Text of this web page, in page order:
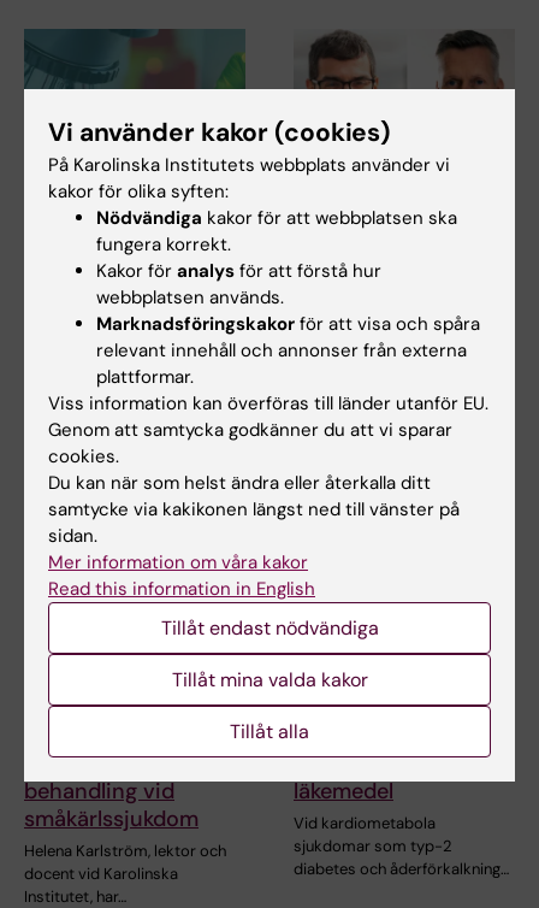
27 jul 2026
Juliette Foucher
tilldelas prestigefyllt
internationellt ALS-
anslag
Juliette Foucher, postdoktor
vid institutionen för klinisk
neurovetenskap…
24 jul 2026
Två KI-forskare får
innovationsfinansieri
Alice Wallenbergs
Stiftelse
Branco och professor Janne
Lehtiö vid KI får…
Helena Karlström får
Novo Nordisk-anslag
för forskning om ny
behandling vid
småkärlssjukdom
Helena Karlström, lektor och
docent vid Karolinska
Institutet, har…
10 jul 2026
Novo Nordisk-anslag
till KI-forskare för
nydanande tester av
läkemedel
Vid kardiometabola
sjukdomar som typ-2
diabetes och åderförkalkning…
Vi använder kakor (cookies)
På Karolinska Institutets webbplats använder vi
kakor för olika syften:
Nödvändiga kakor för att webbplatsen ska
fungera korrekt.
Kakor för analys för att förstå hur
webbplatsen används.
Marknadsföringskakor för att visa och spåra
relevant innehåll och annonser från externa
plattformar.
Viss information kan överföras till länder utanför EU.
Genom att samtycka godkänner du att vi sparar
cookies.
Du kan när som helst ändra eller återkalla ditt
samtycke via kakikonen längst ned till vänster på
sidan.
Mer information om våra kakor
Read this information in English
Tillåt endast nödvändiga
Tillåt mina valda kakor
Tillåt alla